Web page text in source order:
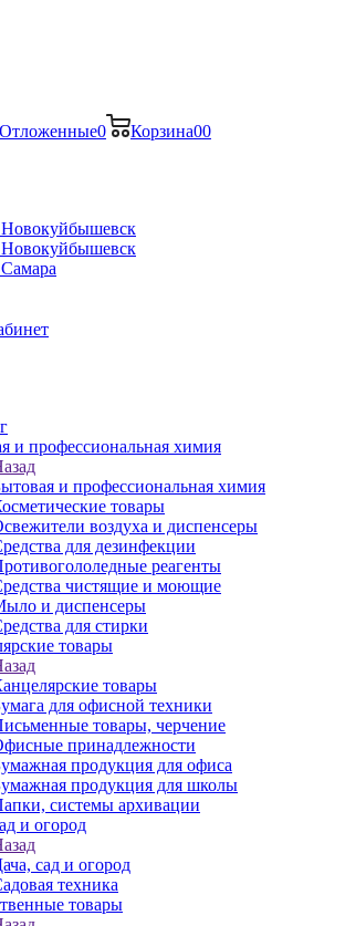
Отложенные0 Корзина00
Новокуйбышевск
Новокуйбышевск
Самара
и профессиональная химия
и профессиональная химия
товары
воздуха и диспенсеры
для дезинфекции
реагенты
чистящие и моющие
и диспенсеры
для стирки
товары
товары
для офисной техники
товары, черчение
принадлежности
продукция для офиса
продукция для школы
системы архивации
и огород
сад и огород
техника
товары